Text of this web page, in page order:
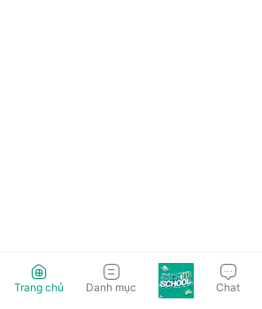
Trang chủ Danh mục Chat